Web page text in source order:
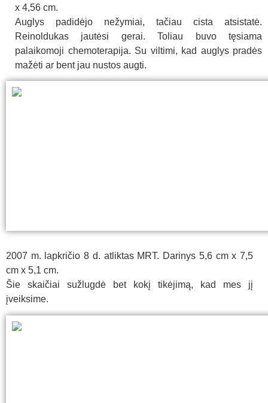
x 4,56 cm.
Auglys padidėjo nežymiai, tačiau cista atsistatė.
Reinoldukas jautėsi gerai. Toliau buvo tęsiama
palaikomoji chemoterapija. Su viltimi, kad auglys pradės
mažėti ar bent jau nustos augti.
2007 m. lapkričio 8 d. atliktas MRT. Darinys 5,6 cm x 7,5
cm x 5,1 cm.
Šie skaičiai sužlugdė bet kokį tikėjimą, kad mes jį
įveiksime.